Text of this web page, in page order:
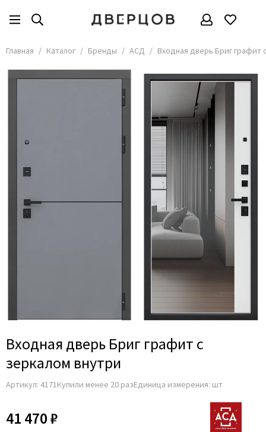
Бренды
Все товары
АКМА
Дворецкий
ОКА
Сити Дорс
Albero
Aldeghi Luigi
Alvero
Archie
Armadillo
Belwooddoors
Главная Каталог Бренды АСД Входная дверь Бриг графит
Входная дверь Бриг графит с
зеркалом внутри
Артикул: 4171Купили менее 20 разЕдиница измерения: шт
41 470 ₽